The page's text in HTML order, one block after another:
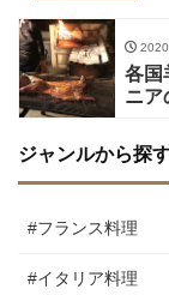
各国
ニア
ジャンルから探
#フランス料理
#イタリア料理